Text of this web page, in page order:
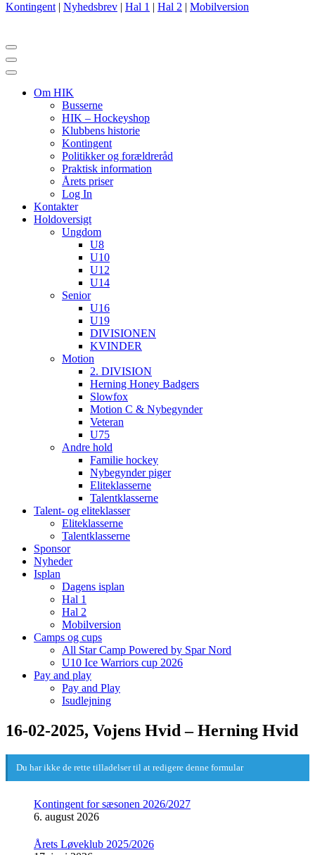
Kontingent | Nyhedsbrev | Hal 1 | Hal 2 | Mobilversion
Navigation
menu
Navigation
menu
Om HIK
Busserne
HIK – Hockeyshop
Klubbens historie
Kontingent
Politikker og forældreråd
Praktisk information
Årets priser
Log In
Kontakter
Holdoversigt
Ungdom
U8
U10
U12
U14
Senior
U16
U19
DIVISIONEN
KVINDER
Motion
2. DIVISION
Herning Honey Badgers
Slowfox
Motion C & Nybegynder
Veteran
U75
Andre hold
Familie hockey
Nybegynder piger
Eliteklasserne
Talentklasserne
Talent- og eliteklasser
Eliteklasserne
Talentklasserne
Sponsor
Nyheder
Isplan
Dagens isplan
Hal 1
Hal 2
Mobilversion
Camps og cups
All Star Camp Powered by Spar Nord
U10 Ice Warriors cup 2026
Pay and play
Pay and Play
Isudlejning
16-02-2025, Vojens Hvid – Herning Hvid
Du har ikke de rette tilladelser til at redigere denne formular
Kontingent for sæsonen 2026/2027
6. august 2026
Årets Løveklub 2025/2026